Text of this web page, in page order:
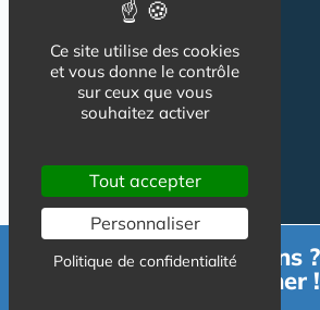
Flux RSS
Newsletter
Reseaux Sociaux
Besoin d'informations
accompagner !
Ce site utilise des cookies
et vous donne le contrôle
sur ceux que vous
souhaitez activer
Tout accepter
Personnaliser
Politique de confidentialité